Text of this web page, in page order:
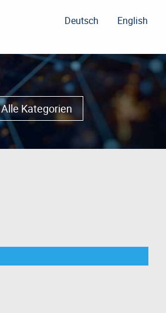
Deutsch English
Alle Kategorien